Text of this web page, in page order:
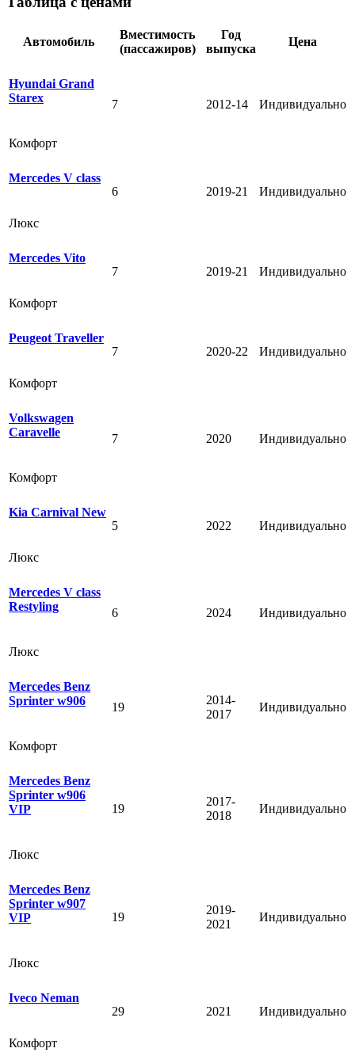
Автомобиль
Вместимость
(пассажиров)
Год
выпуска
Цена
Hyundai Grand
Starex
Комфорт
7 2012-14 Индивидуально
Mercedes V class
Люкс
6 2019-21 Индивидуально
Mercedes Vito
Комфорт
7 2019-21 Индивидуально
Peugeot Traveller
Комфорт
7 2020-22 Индивидуально
Volkswagen
Caravelle
Комфорт
7 2020 Индивидуально
Kia Carnival New
Люкс
5 2022 Индивидуально
Mercedes V class
Restyling
Люкс
6 2024 Индивидуально
Mercedes Benz
Sprinter w906
Комфорт
19
2014-
2017
Индивидуально
Mercedes Benz
Sprinter w906
VIP
Люкс
19
2017-
2018
Индивидуально
Mercedes Benz
Sprinter w907
VIP
Люкс
19
2019-
2021
Индивидуально
Iveco Neman
Комфорт
29 2021 Индивидуально